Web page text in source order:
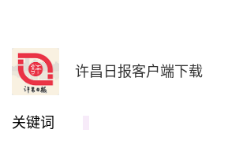
许昌日报客户端下载
关键词